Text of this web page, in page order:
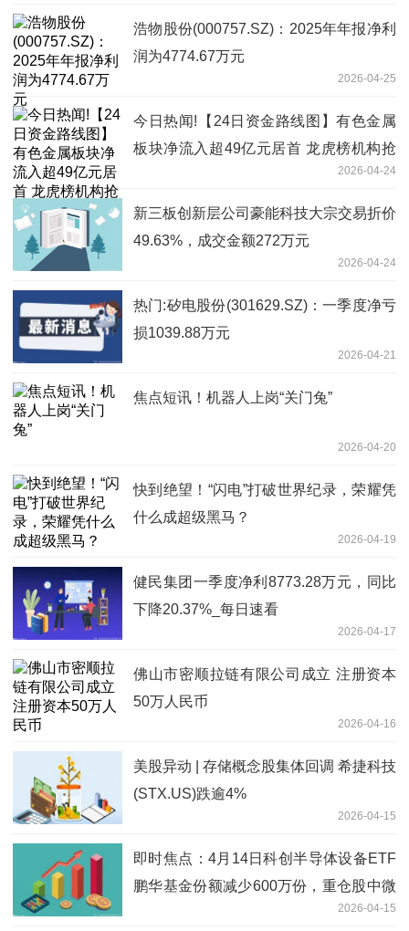
浩物股份(000757.SZ)：2025年年报净利
润为4774.67万元
2026-04-25
今日热闻!【24日资金路线图】有色金属
板块净流入超49亿元居首 龙虎榜机构抢
2026-04-24
新三板创新层公司豪能科技大宗交易折价
49.63%，成交金额272万元
2026-04-24
热门:矽电股份(301629.SZ)：一季度净亏
损1039.88万元
2026-04-21
焦点短讯！机器人上岗“关门兔”
2026-04-20
快到绝望！“闪电”打破世界纪录，荣耀凭
什么成超级黑马？
2026-04-19
健民集团一季度净利8773.28万元，同比
下降20.37%_每日速看
2026-04-17
佛山市密顺拉链有限公司成立 注册资本
50万人民币
2026-04-16
美股异动 | 存储概念股集体回调 希捷科技
(STX.US)跌逾4%
2026-04-15
即时焦点：4月14日科创半导体设备ETF
鹏华基金份额减少600万份，重仓股中微
2026-04-15